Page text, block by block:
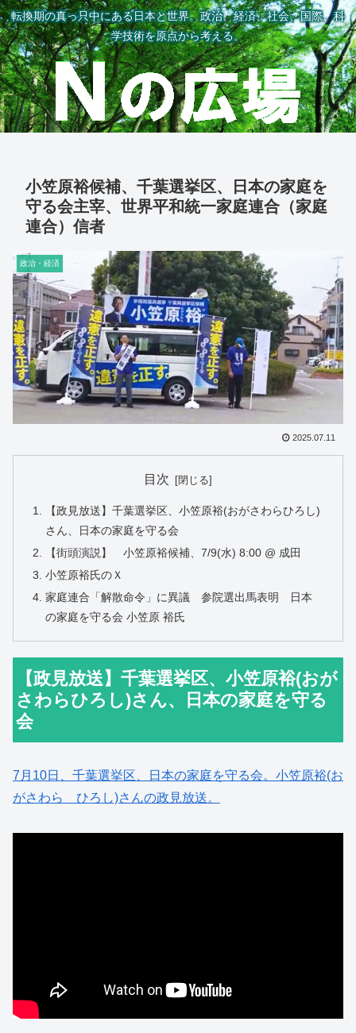
転換期の真っ只中にある日本と世界。政治、経済、社会、国際、科
学技術を原点から考える。
小笠原裕候補、千葉選挙区、日本の家庭を
守る会主宰、世界平和統一家庭連合（家庭
連合）信者
政治・経済
2025.07.11
目次
【政見放送】千葉選挙区、小笠原裕(おがさわらひろし)
さん、日本の家庭を守る会
【街頭演説】 小笠原裕候補、7/9(水) 8:00 @ 成田
小笠原裕氏のＸ
家庭連合「解散命令」に異議 参院選出馬表明 日本
の家庭を守る会 小笠原 裕氏
【政見放送】千葉選挙区、小笠原裕(おが
さわらひろし)さん、日本の家庭を守る
会
7月10日、千葉選挙区、日本の家庭を守る会。小笠原裕(お
がさわら ひろし)さんの政見放送。